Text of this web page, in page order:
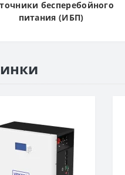
бесперебойного
питания (ИБП)